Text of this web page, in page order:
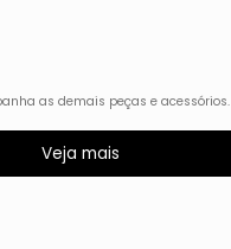
as demais peças e acessórios.
Veja mais